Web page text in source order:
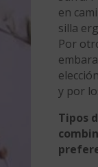
en
silla
Por
y por
Tipos